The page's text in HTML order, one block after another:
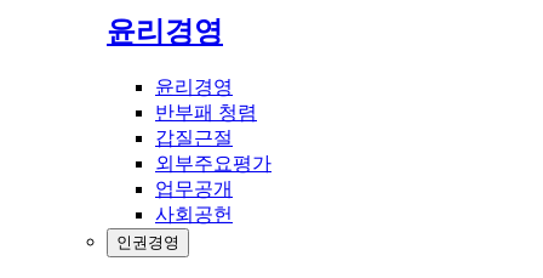
윤리경영
윤리경영
반부패 청렴
갑질근절
외부주요평가
업무공개
사회공헌
인권경영